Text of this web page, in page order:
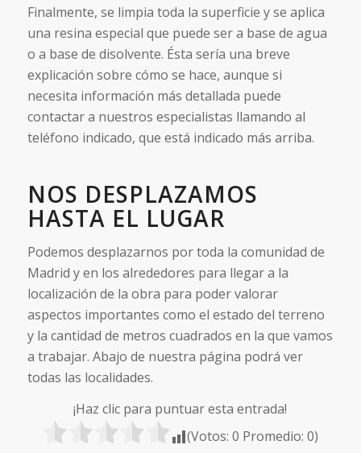
Finalmente, se limpia toda la superficie y se aplica
una resina especial que puede ser a base de agua
o a base de disolvente. Ésta sería una breve
explicación sobre cómo se hace, aunque si
necesita información más detallada puede
contactar a nuestros especialistas llamando al
teléfono indicado, que está indicado más arriba.
NOS DESPLAZAMOS
HASTA EL LUGAR
Podemos desplazarnos por toda la comunidad de
Madrid y en los alrededores para llegar a la
localización de la obra para poder valorar
aspectos importantes como el estado del terreno
y la cantidad de metros cuadrados en la que vamos
a trabajar. Abajo de nuestra página podrá ver
todas las localidades.
¡Haz clic para puntuar esta entrada!
(Votos:0 Promedio:0)